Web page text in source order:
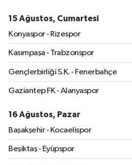
15 Ağustos, Cumartesi
Konyaspor - Rizespor
Kasımpaşa - Trabzonspor
Gençlerbirliği S.K. - Fenerbahçe
Gaziantep FK - Alanyaspor
16 Ağustos, Pazar
Başakşehir - Kocaelispor
Beşiktaş - Eyüpspor